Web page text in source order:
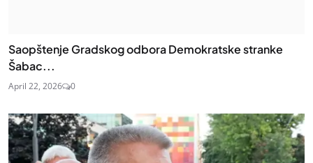
Saopštenje Gradskog odbora Demokratske stranke
Šabac...
April 22, 2026 0